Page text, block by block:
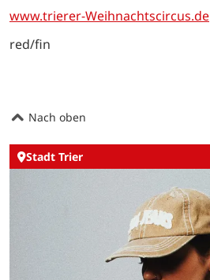
www.trierer-Weihnachtscircus.de
red/fin
Nach oben
Stadt Trier